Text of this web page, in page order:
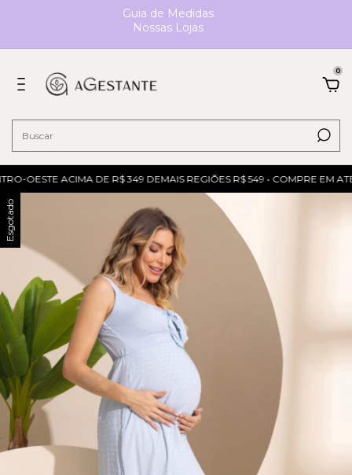
Guia de Medidas
Nossas Lojas
0
OESTE ACIMA DE R$ 349 DEMAIS REGIÕES R$ 549 • COMPRE EM
Esgotado